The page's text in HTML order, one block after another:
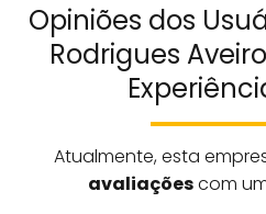
Opiniões dos
Rodrigues
Atualmente, esta
avaliaçõescom